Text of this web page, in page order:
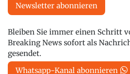
Newsletter abonnieren
Bleiben Sie immer einen Schritt
Breaking News sofort als
gesendet.
Whatsapp-Kanal abonnieren